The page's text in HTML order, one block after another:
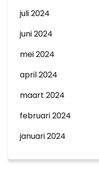
juli 2024
juni 2024
mei 2024
april 2024
maart 2024
februari 2024
januari 2024